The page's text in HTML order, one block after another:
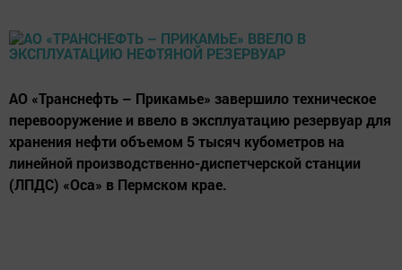
АО «Транснефть – Прикамье» завершило техническое
перевооружение и ввело в эксплуатацию резервуар для
хранения нефти объемом 5 тысяч кубометров на
линейной производственно-диспетчерской станции
(ЛПДС) «Оса» в Пермском крае.